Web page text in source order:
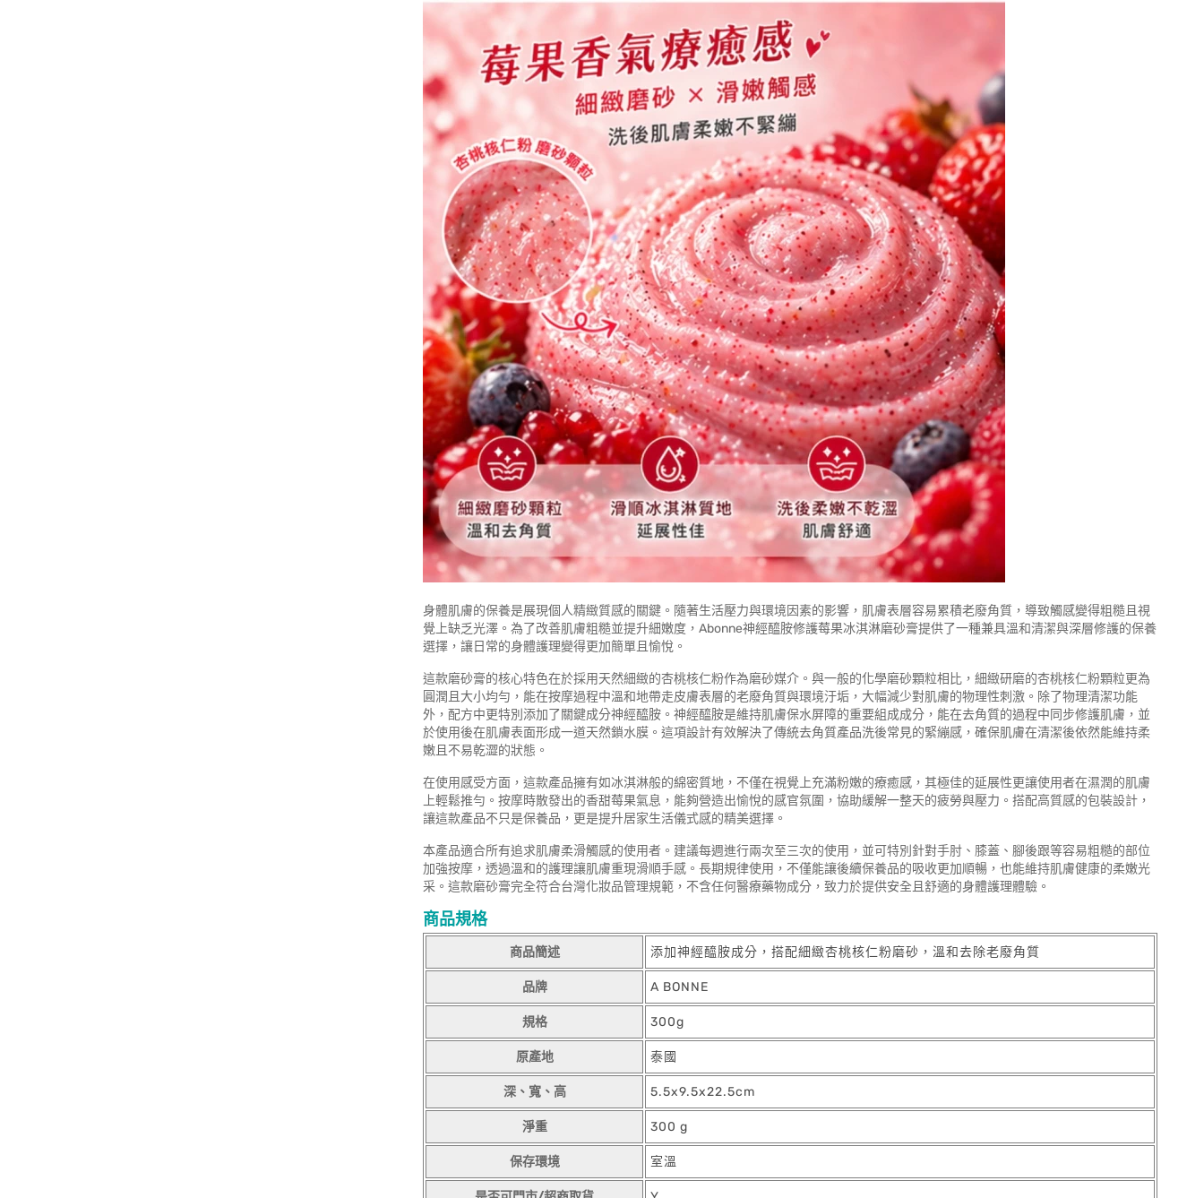
身體肌膚的保養是展現個人精緻質感的關鍵。隨著生活壓力與環境因素的影響，肌膚表層容易累積老廢角質，導致觸感變得粗糙且視
覺上缺乏光澤。為了改善肌膚粗糙並提升細嫩度，Abonne神經醯胺修護莓果冰淇淋磨砂膏提供了一種兼具溫和清潔與深層修護的保養
選擇，讓日常的身體護理變得更加簡單且愉悅。
這款磨砂膏的核心特色在於採用天然細緻的杏桃核仁粉作為磨砂媒介。與一般的化學磨砂顆粒相比，細緻研磨的杏桃核仁粉顆粒更為
圓潤且大小均勻，能在按摩過程中溫和地帶走皮膚表層的老廢角質與環境汙垢，大幅減少對肌膚的物理性刺激。除了物理清潔功能
外，配方中更特別添加了關鍵成分神經醯胺。神經醯胺是維持肌膚保水屏障的重要組成成分，能在去角質的過程中同步修護肌膚，並
於使用後在肌膚表面形成一道天然鎖水膜。這項設計有效解決了傳統去角質產品洗後常見的緊繃感，確保肌膚在清潔後依然能維持柔
嫩且不易乾澀的狀態。
在使用感受方面，這款產品擁有如冰淇淋般的綿密質地，不僅在視覺上充滿粉嫩的療癒感，其極佳的延展性更讓使用者在濕潤的肌膚
上輕鬆推勻。按摩時散發出的香甜莓果氣息，能夠營造出愉悅的感官氛圍，協助緩解一整天的疲勞與壓力。搭配高質感的包裝設計，
讓這款產品不只是保養品，更是提升居家生活儀式感的精美選擇。
本產品適合所有追求肌膚柔滑觸感的使用者。建議每週進行兩次至三次的使用，並可特別針對手肘、膝蓋、腳後跟等容易粗糙的部位
加強按摩，透過溫和的護理讓肌膚重現滑順手感。長期規律使用，不僅能讓後續保養品的吸收更加順暢，也能維持肌膚健康的柔嫩光
采。這款磨砂膏完全符合台灣化妝品管理規範，不含任何醫療藥物成分，致力於提供安全且舒適的身體護理體驗。
商品規格
商品簡述 添加神經醯胺成分，搭配細緻杏桃核仁粉磨砂，溫和去除老廢角質
品牌 A BONNE
規格 300g
原產地 泰國
深、寬、高 5.5x9.5x22.5cm
淨重 300 g
保存環境 室溫